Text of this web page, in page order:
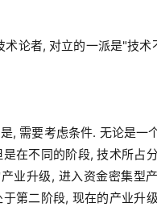
论者, 对立的一派是"技术
, 需要考虑条件. 无论是一
在不同的阶段, 技术所占
业升级, 进入资金密集型
第二阶段, 现在的产业升